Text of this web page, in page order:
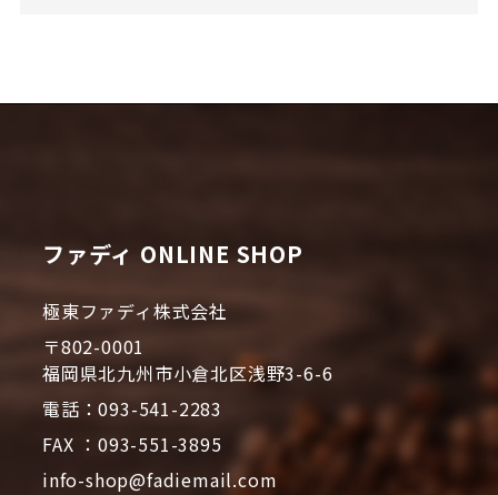
ファディ ONLINE SHOP
極東ファディ株式会社
〒802-0001
福岡県北九州市小倉北区浅野3-6-6
電話：093-541-2283
FAX ：093-551-3895
info-shop@fadiemail.com